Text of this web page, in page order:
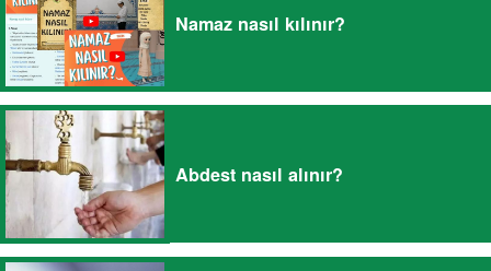
Namaz nasıl kılınır?
Abdest nasıl alınır?